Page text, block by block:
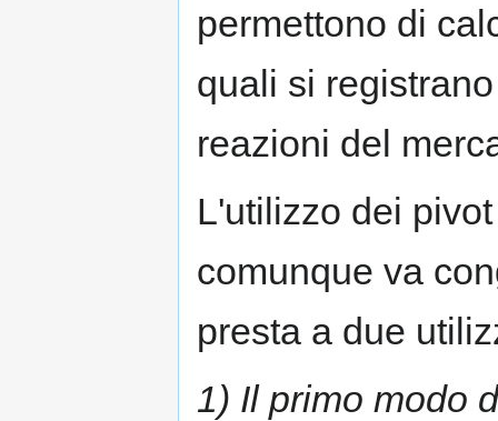
permettono di
quali si
reazioni del
L'utilizzo dei
comunque va
presta a due
1) Il primo modo